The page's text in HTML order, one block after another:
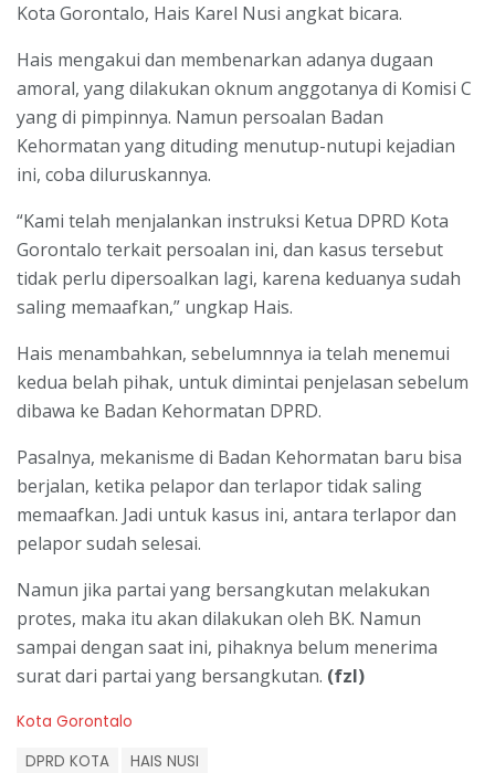
Kota Gorontalo, Hais Karel Nusi angkat bicara.
Hais mengakui dan membenarkan adanya dugaan
amoral, yang dilakukan oknum anggotanya di Komisi C
yang di pimpinnya. Namun persoalan Badan
Kehormatan yang dituding menutup-nutupi kejadian
ini, coba diluruskannya.
“Kami telah menjalankan instruksi Ketua DPRD Kota
Gorontalo terkait persoalan ini, dan kasus tersebut
tidak perlu dipersoalkan lagi, karena keduanya sudah
saling memaafkan,” ungkap Hais.
Hais menambahkan, sebelumnnya ia telah menemui
kedua belah pihak, untuk dimintai penjelasan sebelum
dibawa ke Badan Kehormatan DPRD.
Pasalnya, mekanisme di Badan Kehormatan baru bisa
berjalan, ketika pelapor dan terlapor tidak saling
memaafkan. Jadi untuk kasus ini, antara terlapor dan
pelapor sudah selesai.
Namun jika partai yang bersangkutan melakukan
protes, maka itu akan dilakukan oleh BK. Namun
sampai dengan saat ini, pihaknya belum menerima
surat dari partai yang bersangkutan. (fzl)
C
Kota Gorontalo
DPRD KOTA HAIS NUSI